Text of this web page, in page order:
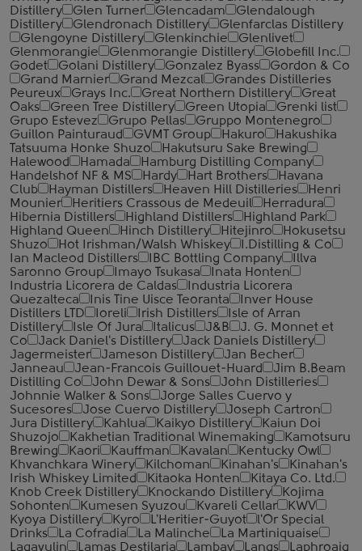
Distillery
Glen Turner Glencadam
Glendalough
Distillery
Glendronach Distillery
Glenfarclas Distillery
Glengoyne Distillery
Glenkinchie
Glenlivet
Glenmorangie
Glenmorangie Distillery
Globefill Inc.
Godet
Golani Distillery Gonzalez Byass
Gordon & Co
Grand Marnier
Grand Mezcal
Grandes Distilleries
Peureux
Grays Inc. Great Northern Distillery
Great
Oaks
Green Tree Distillery Green Utopia
Grenki list
Grupo Estevez
Grupo Pellas
Gruppo Montenegro
Guillon Painturaud
GVMT Group Hakuro
Hakushika
Tatsuuma Honke Shuzo
Hakutsuru Sake Brewing
Halewood
Hamada
Hamburg Distilling Company
Handelshof NF & MS
Hardy Hart Brothers
Havana
Club
Hayman Distillers Heaven Hill Distilleries
Henri
Mounier
Heritiers Crassous de Medeuil
Herradura
Hibernia Distillers
Highland Distillers
Highland Park
Highland Queen
Hinch Distillery Hitejinro
Hokusetsu
Shuzo
Hot Irishman/Walsh Whiskey
I.Distilling & Co
Ian Macleod Distillers
IBC Bottling Company
Illva
Saronno Group
Imayo Tsukasa
Inata Honten
Industria Licorera de Caldas
Industria Licorera
Quezalteca
Inis Tine Uisce Teoranta
Inver House
Distillers LTD
Ioreli Irish Distillers
Isle of Arran
Distillery
Isle Of Jura Italicus J&B
J. G. Monnet et
Co
Jack Daniel's Distillery
Jack Daniels Distillery
Jagermeister
Jameson Distillery
Jan Becher
Janneau
Jean-Francois Guillouet-Huard
Jim B.Beam
Distilling Co
John Dewar & Sons
John Distilleries
Johnnie Walker & Sons
Jorge Salles Cuervo y
Sucesores
Jose Cuervo Distillery
Joseph Cartron
Jura Distillery
Kahlua Kaikyo Distillery
Kaiun Doi
Shuzojo
Kakhetian Traditional Winemaking
Kamotsuru
Brewing
Kaori Kauffman Kavalan
Kentucky Owl
Khvanchkara Winery
Kilchoman Kinahan's
Kinahan's
Irish Whiskey Limited
Kitaoka Honten
Kitaya Co. Ltd.
Knob Creek Distillery
Knockando Distillery
Kojima
Sohonten
Kumesen Syuzou Kvareli Cellar
KWV
Kyoya Distillery
Kyro L'Heritier-Guyot
l'Or Special
Drinks
La Cofradia La Malinche
La Martiniquaise
Lagavulin
Lamas Destilaria Lambay Langs
Laphroaig